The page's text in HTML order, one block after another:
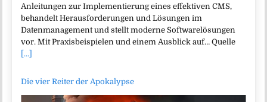
Anleitungen zur Implementierung eines effektiven CMS,
behandelt Herausforderungen und Lösungen im
Datenmanagement und stellt moderne Softwarelösungen
vor. Mit Praxisbeispielen und einem Ausblick auf… Quelle
[...]
Die vier Reiter der Apokalypse